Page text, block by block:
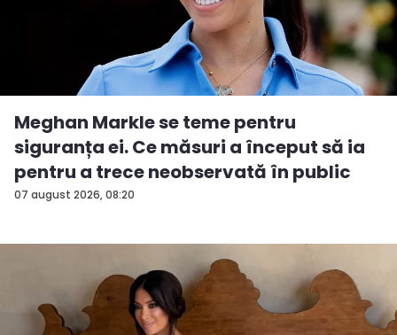
07 august 2026, 08:20
Meghan Markle se teme pentru
siguranța ei. Ce măsuri a început să ia
pentru a trece neobservată în public